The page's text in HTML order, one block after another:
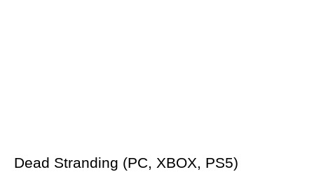
Dead Stranding (PC, XBOX, PS5)